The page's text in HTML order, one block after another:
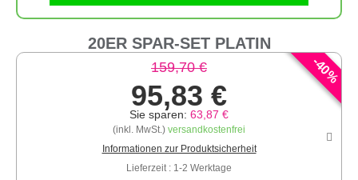
20ER SPAR-SET PLATIN
-
40
%
159,70 €
95,83 €
Sie sparen: 63,87 €
(inkl. MwSt.) versandkostenfrei
Informationen zur Produktsicherheit
Lieferzeit : 1-2 Werktage